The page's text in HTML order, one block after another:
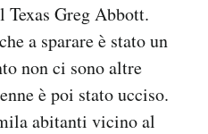
Texas Greg Abbott.
a sparare è stato un
non ci sono altre
è poi stato ucciso.
abitanti vicino al